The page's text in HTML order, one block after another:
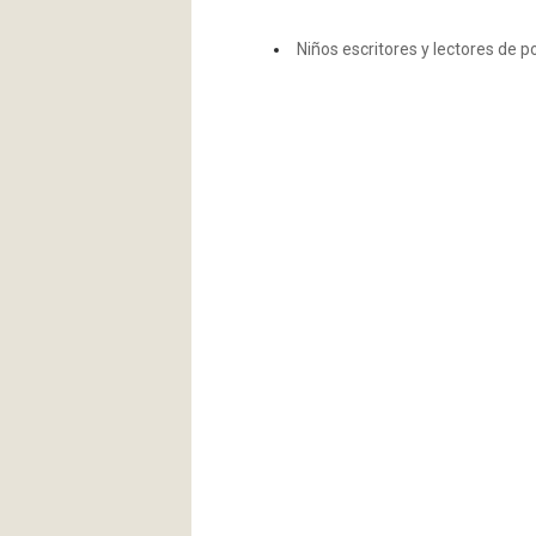
Niños escritores y lectores de